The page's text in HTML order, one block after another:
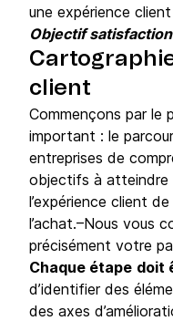
une expérience client
Objectif
client
Commençons par le
important : le
entreprises de
objectifs à atteindre
l’expérience client
l’achat.–Nous vous
précisément votre
Chaque étape doit
d’identifier des
des axes